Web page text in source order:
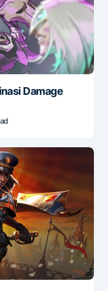
Damage